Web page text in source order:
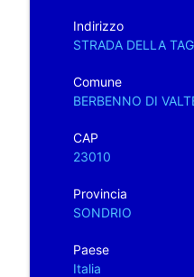
Indirizzo
STRADA DELLA
Comune
BERBENNO DI
CAP
23010
Provincia
SONDRIO
Paese
Italia